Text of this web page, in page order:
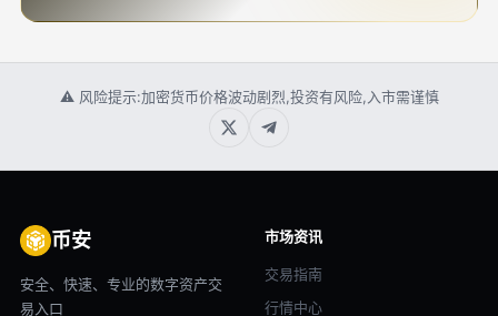
⚠ 风险提示:加密货币价格波动剧烈,投资有风险,入市需谨慎
币安
安全、快速、专业的数字资产交
易入口
市场资讯
交易指南
行情中心